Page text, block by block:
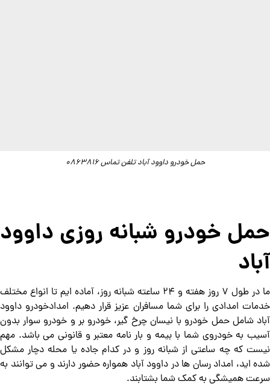
حمل خودرو داوود آباد تلفن تماس 0863816
حمل خودرو شبانه روزی داوود
آباد
ما در طول ۷ روز هفته و ۲۴ ساعته شبانه روز، آماده ایم تا انواع مختلف
خدمات امدادی را برای شما مسافران عزیز قرار دهیم. امدادخودرو داوود
آباد شامل حمل خودرو با نیسان چرخ گیر، خودرو بر و خودرو سوار بدون
آسیب به خودروی شما با بیمه و بار نامه معتبر و قانونی می باشد. مهم
نیست که چه ساعتی از شبانه روز و در کدام جاده یا محله دچار مشکل
شده‌ اید، امداد رسان ها در داوود آباد همواره حضور دارند و می‌ توانند به
سرعت همیشگی به کمک شما بشتابند.